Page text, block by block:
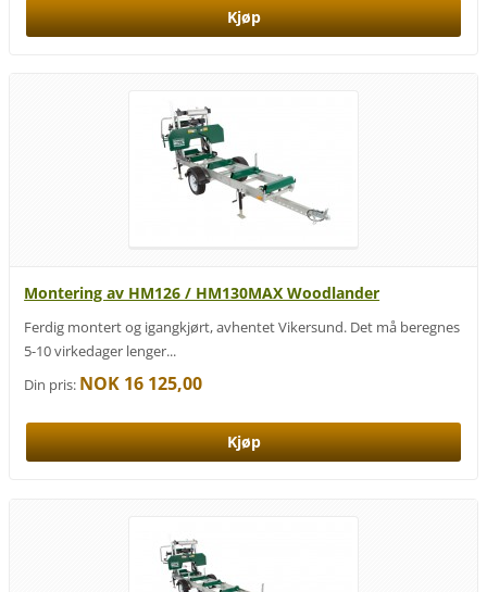
Montering av HM126 / HM130MAX Woodlander
Ferdig montert og igangkjørt, avhentet Vikersund. Det må beregnes
5-10 virkedager lenger...
Din pris: NOK 16 125,00